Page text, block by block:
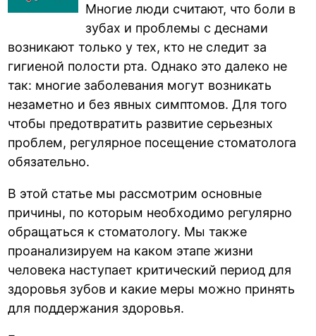
Многие люди считают, что боли в
зубах и проблемы с деснами
возникают только у тех, кто не следит за
гигиеной полости рта. Однако это далеко не
так: многие заболевания могут возникать
незаметно и без явных симптомов. Для того
чтобы предотвратить развитие серьезных
проблем, регулярное посещение стоматолога
обязательно.
В этой статье мы рассмотрим основные
причины, по которым необходимо регулярно
обращаться к стоматологу. Мы также
проанализируем на каком этапе жизни
человека наступает критический период для
здоровья зубов и какие меры можно принять
для поддержания здоровья.